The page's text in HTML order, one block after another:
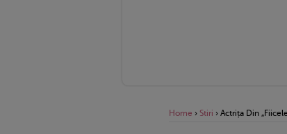
Home › Stiri › Actrița Din